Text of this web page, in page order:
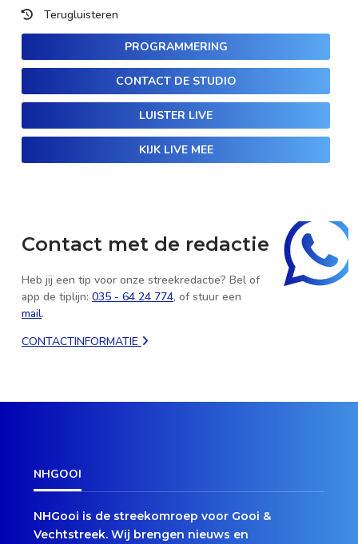
Terugluisteren
PROGRAMMERING
CONTACT DE STUDIO
LUISTER LIVE
KIJK LIVE MEE
Contact met de redactie
Heb jij een tip voor onze streekredactie? Bel of
app de tiplijn: 035 - 64 24 774, of stuur een
mail.
CONTACTINFORMATIE
NHGOOI
NHGooi is de streekomroep voor Gooi &
Vechtstreek. Wij brengen nieuws en